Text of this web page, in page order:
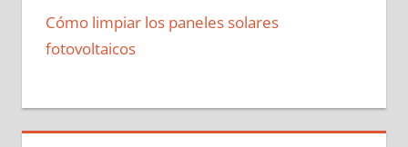
Cómo limpiar los paneles solares
fotovoltaicos